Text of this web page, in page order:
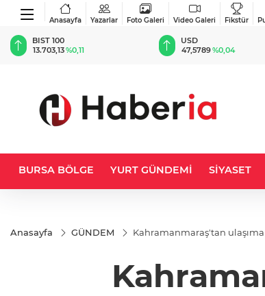
Anasayfa Yazarlar Foto Galeri Video Galeri Fikstür
BIST 100
13.703,13%0,11
USD
47,5789%0,04
BURSA BÖLGE YURT GÜNDEMİ SİYASET
Anasayfa GÜNDEM Kahramanmaraş'tan